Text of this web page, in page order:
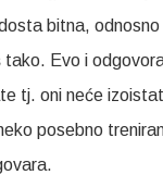
bitna,
tako. Evo i
tj. oni neće
posebno